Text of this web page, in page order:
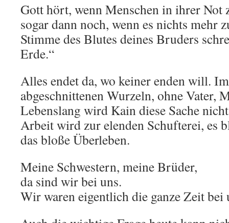
Gott hört, wenn Menschen in ihrer
sogar dann noch, wenn es nichts mehr
Stimme des Blutes deines Bruders
Erde.“
Alles endet da, wo keiner enden will.
abgeschnittenen Wurzeln, ohne Vater,
Lebenslang wird Kain diese Sache
Arbeit wird zur elenden Schufterei, es
das bloße Überleben.
Meine Schwestern, meine Brüder,
da sind wir bei uns.
Wir waren eigentlich die ganze Zeit bei